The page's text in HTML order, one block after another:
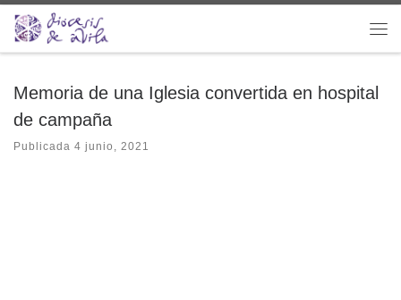
Saltar al contenido
Memoria de una Iglesia convertida en hospital
de campaña
Publicada 4 junio, 2021